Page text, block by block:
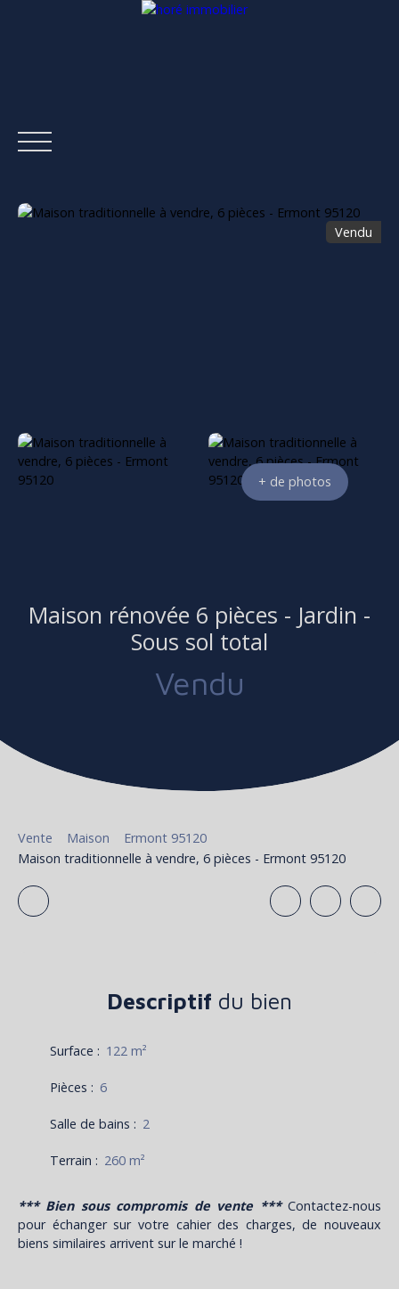
VENDRE
Vendu
+ de photos
Maison rénovée 6 pièces - Jardin -
Sous sol total
Vendu
Vente Maison
Ermont 95120
Maison traditionnelle à vendre, 6 pièces - Ermont 95120
Descriptif du bien
Surface : 122 m²
Pièces : 6
Salle de bains : 2
Terrain : 260 m²
*** Bien sous compromis de vente ***Contactez-nous
pour échanger sur votre cahier des charges, de nouveaux
biens similaires arrivent sur le marché !